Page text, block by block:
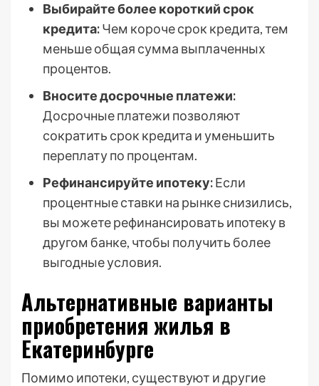
Выбирайте более короткий срок
кредита:Чем короче срок кредита, тем
меньше общая сумма выплаченных
процентов.
Вносите досрочные платежи:
Досрочные платежи позволяют
сократить срок кредита и уменьшить
переплату по процентам.
Рефинансируйте ипотеку:Если
процентные ставки на рынке снизились,
вы можете рефинансировать ипотеку в
другом банке, чтобы получить более
выгодные условия.
Альтернативные варианты
приобретения жилья в
Екатеринбурге
Помимо ипотеки, существуют и другие